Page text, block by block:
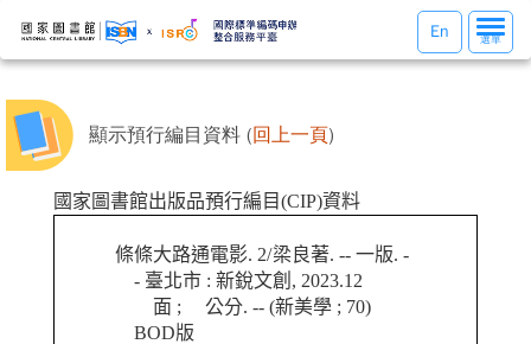
選
單
選單
En
顯示預行編目資料 (回上一頁)
國家圖書館出版品預行編目(CIP)資料
條條大路通電影. 2/梁良著. -- 一版. -
- 臺北市 : 新銳文創, 2023.12
面 ; 公分. -- (新美學 ; 70)
BOD版